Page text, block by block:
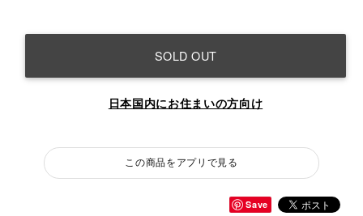
SOLD OUT
日本国内にお住まいの方向け
この商品をアプリで見る
Save